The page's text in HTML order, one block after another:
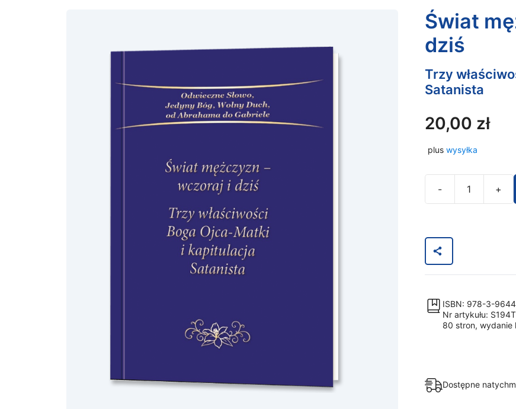
Świat
dziś
Trzy
Satanista
20,00 zł
plus wysyłka
-
–
wczoraj
+
ISBN: 978-3-
Nr artykułu:
80 stron, wydanie
Dostępne